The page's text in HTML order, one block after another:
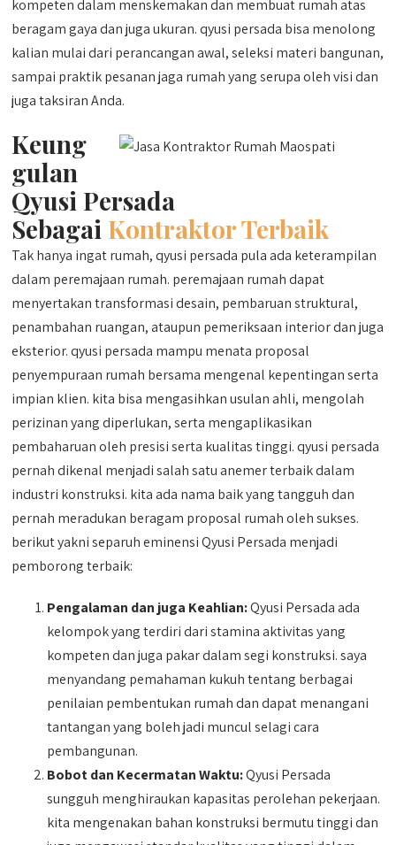
kompeten dalam menskemakan dan membuat rumah atas
beragam gaya dan juga ukuran. qyusi persada bisa menolong
kalian mulai dari perancangan awal, seleksi materi bangunan,
sampai praktik pesanan jaga rumah yang serupa oleh visi dan
juga taksiran Anda.
Keung
gulan
Qyusi Persada
Sebagai Kontraktor Terbaik
Tak hanya ingat rumah, qyusi persada pula ada keterampilan
dalam peremajaan rumah. peremajaan rumah dapat
menyertakan transformasi desain, pembaruan struktural,
penambahan ruangan, ataupun pemeriksaan interior dan juga
eksterior. qyusi persada mampu menata proposal
penyempuraan rumah bersama mengenal kepentingan serta
impian klien. kita bisa mengasihkan usulan ahli, mengolah
perizinan yang diperlukan, serta mengaplikasikan
pembaharuan oleh presisi serta kualitas tinggi. qyusi persada
pernah dikenal menjadi salah satu anemer terbaik dalam
industri konstruksi. kita ada nama baik yang tangguh dan
pernah meradukan beragam proposal rumah oleh sukses.
berikut yakni separuh eminensi Qyusi Persada menjadi
pemborong terbaik:
Pengalaman dan juga Keahlian:Qyusi Persada ada
kelompok yang terdiri dari stamina aktivitas yang
kompeten dan juga pakar dalam segi konstruksi. saya
menyandang pemahaman kukuh tentang berbagai
penilaian pembentukan rumah dan dapat menangani
tantangan yang boleh jadi muncul selagi cara
pembangunan.
Bobot dan Kecermatan Waktu:Qyusi Persada
sungguh menghiraukan kapasitas perolehan pekerjaan.
kita mengenakan bahan konstruksi bermutu tinggi dan